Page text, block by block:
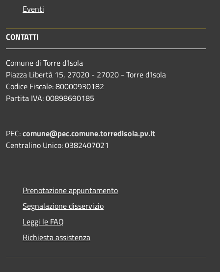
Eventi
CONTATTI
Comune di Torre d'Isola
Piazza Libertà 15, 27020 - 27020 - Torre d'Isola
Codice Fiscale: 80000930182
Partita IVA: 00898690185
PEC:comune@pec.comune.torredisola.pv.it
Centralino Unico: 0382407021
Prenotazione appuntamento
Segnalazione disservizio
Leggi le FAQ
Richiesta assistenza